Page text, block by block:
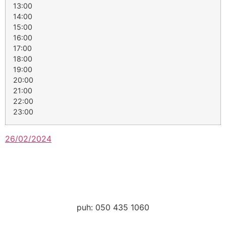
13:00
14:00
15:00
16:00
17:00
18:00
19:00
20:00
21:00
22:00
23:00
26/02/2024
puh: 050 435 1060